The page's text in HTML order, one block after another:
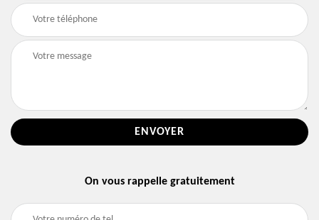
On vous rappelle gratuitement